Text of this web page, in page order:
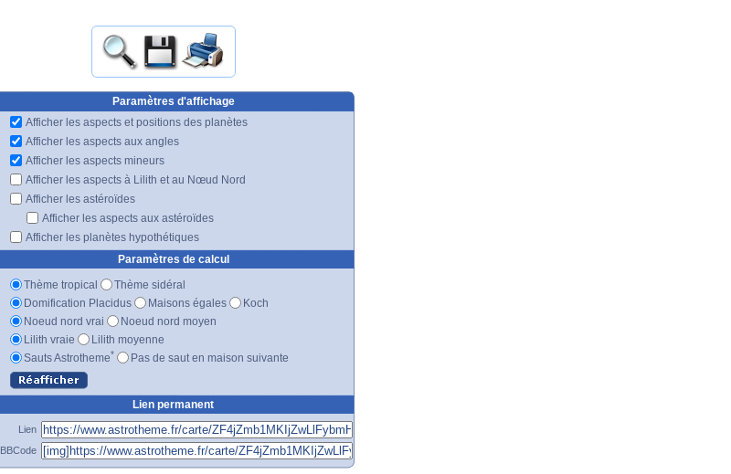
Paramètres d'affichage
Afficher les aspects et positions des planètes
Afficher les aspects aux angles
Afficher les aspects mineurs
Afficher les aspects à Lilith et au Nœud Nord
Afficher les astéroïdes
Afficher les aspects aux astéroïdes
Afficher les planètes hypothétiques
Paramètres de calcul
Thème tropical
Thème sidéral
Domification Placidus
Maisons égales
Koch
Noeud nord vrai
Noeud nord moyen
Lilith vraie
Lilith moyenne
Sauts Astrotheme* Pas de saut en maison suivante
Lien permanent
Lien
BBCode